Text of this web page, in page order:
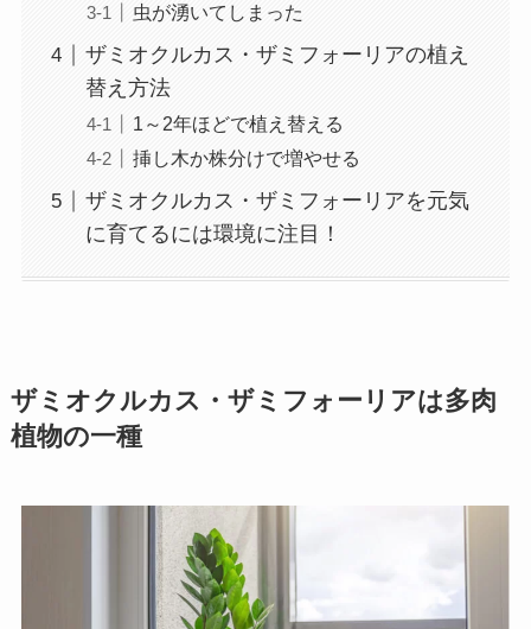
虫が湧いてしまった
ザミオクルカス・ザミフォーリアの植え
替え方法
1～2年ほどで植え替える
挿し木か株分けで増やせる
ザミオクルカス・ザミフォーリアを元気
に育てるには環境に注目！
ザミオクルカス・ザミフォーリアは多肉
植物の一種